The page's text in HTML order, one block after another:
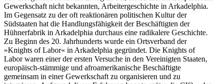
Gewerkschaft nicht bekannten, Arbeitergeschichte in Arkadelphia.
Im Gegensatz zu der oft reaktionären politischen Kultur der
Südstaaten hat die Handlungsfähigkeit der Beschäftigten der
Hühnerfabrik in Arkadelphia durchaus eine radikalere Geschichte.
Zu Beginn des 20. Jahrhunderts wurde ein Ortsverband der
»Knights of Labor« in Arkadelphia gegründet. Die Knights of
Labor waren einer der ersten Versuche in den Vereinigten Staaten,
europäisch-stämmige und afroamerikanische Beschäftigte
gemeinsam in einer Gewerkschaft zu organisieren und zu